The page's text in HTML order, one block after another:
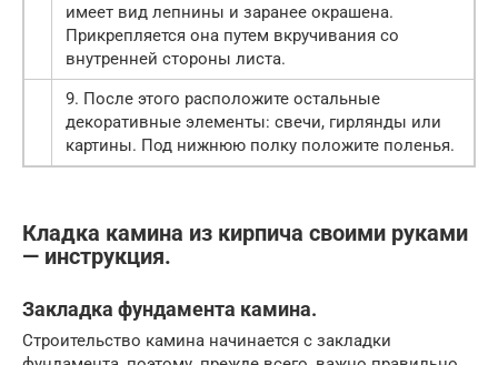
имеет вид лепнины и заранее окрашена.
Прикрепляется она путем вкручивания со
внутренней стороны листа.
9. После этого расположите остальные
декоративные элементы: свечи, гирлянды или
картины. Под нижнюю полку положите поленья.
Кладка камина из кирпича своими руками
— инструкция.
Закладка фундамента камина.
Строительство камина начинается с закладки